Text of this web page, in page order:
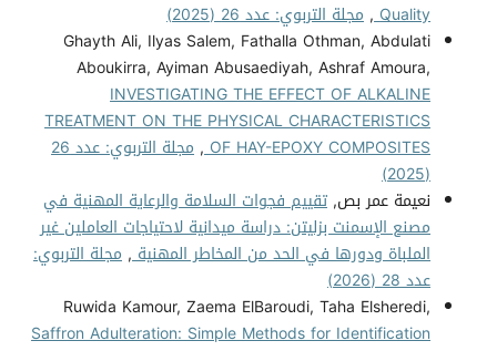
Quality
, مجلة التربوي: عدد 26 (2025)
Ghayth Ali, Ilyas Salem, Fathalla Othman, Abdulati
Aboukirra, Ayiman Abusaediyah, Ashraf Amoura,
INVESTIGATING THE EFFECT OF ALKALINE
TREATMENT ON THE PHYSICAL CHARACTERISTICS
OF HAY-EPOXY COMPOSITES
,
مجلة التربوي: عدد 26
(2025)
نعيمة عمر بص, تقييم فجوات السلامة والرعاية المهنية في
مصنع الإسمنت بزليتن: دراسة ميدانية لاحتياجات العاملين غير
الملباة ودورها في الحد من المخاطر المهنية, مجلة التربوي:
عدد 28 (2026)
Ruwida Kamour, Zaema ElBaroudi, Taha Elsheredi,
Saffron Adulteration: Simple Methods for Identification